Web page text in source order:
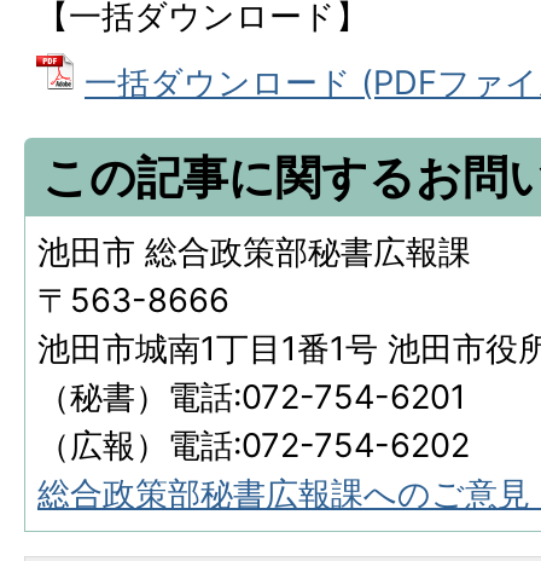
【一括ダウンロード】
一括ダウンロード (PDFファ
この記事に関するお問
池田市 総合政策部秘書広報課
〒563-8666
池田市城南1丁目1番1号 池田市役
（秘書）電話:072-754-6201
（広報）電話:072-754-6202
総合政策部秘書広報課へのご意